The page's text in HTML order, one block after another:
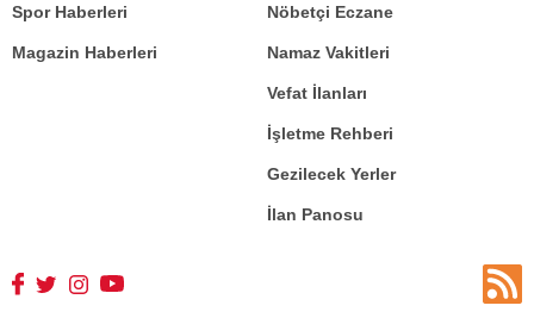
Spor Haberleri
Magazin Haberleri
Nöbetçi Eczane
Namaz Vakitleri
Vefat İlanları
İşletme Rehberi
Gezilecek Yerler
İlan Panosu